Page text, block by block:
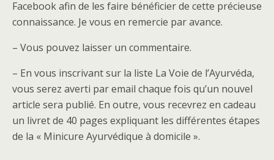
Facebook afin de les faire bénéficier de cette précieuse
connaissance. Je vous en remercie par avance.
– Vous pouvez laisser un commentaire.
– En vous inscrivant sur la liste La Voie de l’Ayurvéda,
vous serez averti par email chaque fois qu’un nouvel
article sera publié. En outre, vous recevrez en cadeau
un livret de 40 pages expliquant les différentes étapes
de la « Minicure Ayurvédique à domicile ».